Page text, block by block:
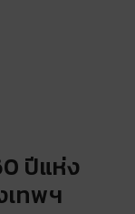
ปีแห่ง
เทพฯ